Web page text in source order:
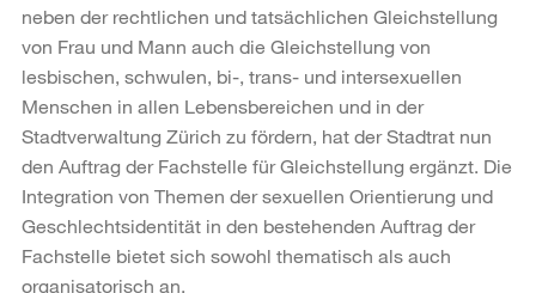
neben der rechtlichen und tatsächlichen Gleichstellung
von Frau und Mann auch die Gleichstellung von
lesbischen, schwulen, bi-, trans- und intersexuellen
Menschen in allen Lebensbereichen und in der
Stadtverwaltung Zürich zu fördern, hat der Stadtrat nun
den Auftrag der Fachstelle für Gleichstellung ergänzt. Die
Integration von Themen der sexuellen Orientierung und
Geschlechtsidentität in den bestehenden Auftrag der
Fachstelle bietet sich sowohl thematisch als auch
organisatorisch an.